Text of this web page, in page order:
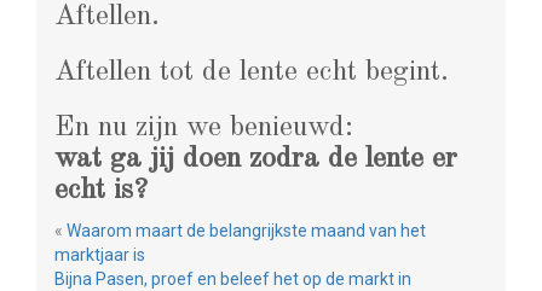
Aftellen.
Aftellen tot de lente echt begint.
En nu zijn we benieuwd:
wat ga jij doen zodra de lente er
echt is?
« Waarom maart de belangrijkste maand van het
marktjaar is
Bijna Pasen, proef en beleef het op de markt in